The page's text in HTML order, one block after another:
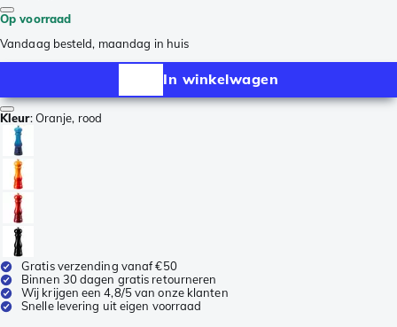
Op voorraad
Vandaag besteld, maandag in huis
In winkelwagen
Kleur:Oranje, rood
Gratis verzending vanaf €50
Binnen 30 dagen gratis retourneren
Wij krijgen een 4,8/5 van onze klanten
Snelle levering uit eigen voorraad